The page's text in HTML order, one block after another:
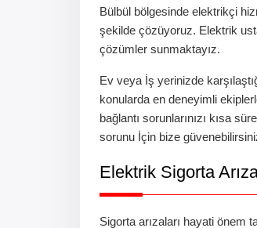
Bülbül bölgesinde elektrikçi
şekilde çözüyoruz. Elektrik
çözümler sunmaktayız.
Ev veya İş yerinizde
konularda en deneyimli
bağlantı sorunlarınızı kısa
sorunu İçin bize
Elektrik Sigorta
Sigorta arızaları hayati önem